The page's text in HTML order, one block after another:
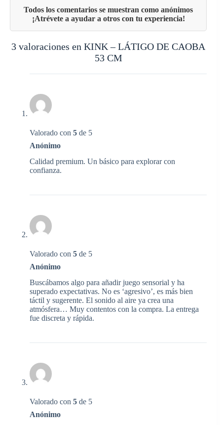
3 valoraciones enKINK – LÁTIGO DE CAOBA
53 CM
Valorado con 5 de 5
Anónimo
Calidad premium. Un básico para explorar con
confianza.
Valorado con 5 de 5
Anónimo
Buscábamos algo para añadir juego sensorial y ha
superado expectativas. No es ‘agresivo’, es más bien
táctil y sugerente. El sonido al aire ya crea una
atmósfera… Muy contentos con la compra. La entrega
fue discreta y rápida.
Valorado con 5 de 5
Anónimo